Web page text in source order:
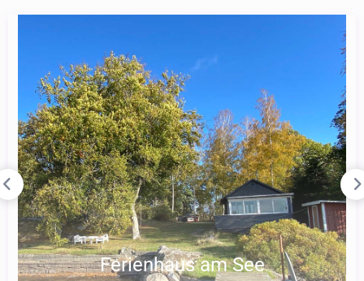
Ferienhaus am See